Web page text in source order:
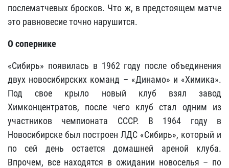
послематчевых бросков. Что ж, в предстоящем матче
это равновесие точно нарушится.
О сопернике
«Сибирь» появилась в 1962 году после объединения
двух новосибирских команд – «Динамо» и «Химика».
Под свое крыло новый клуб взял завод
Химконцентратов, после чего клуб стал одним из
участников чемпионата СССР. В 1964 году в
Новосибирске был построен ЛДС «Сибирь», который и
по сей день остается домашней ареной клуба.
Впрочем, все находятся в ожидании новоселья – по